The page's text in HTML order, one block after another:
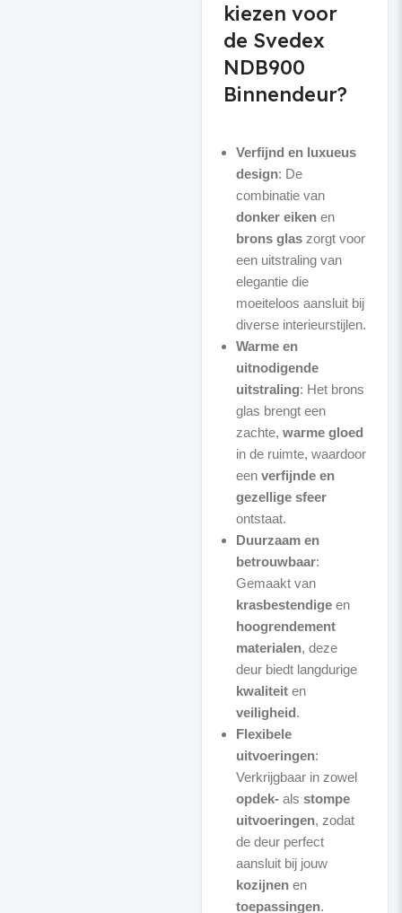
kiezen voor
de Svedex
NDB900
Binnendeur?
Verfijnd en luxueus
design: De
combinatie van
donker eikenen
brons glaszorgt voor
een uitstraling van
elegantie die
moeiteloos aansluit bij
diverse interieurstijlen.
Warme en
uitnodigende
uitstraling: Het brons
glas brengt een
zachte, warme gloed
in de ruimte, waardoor
een verfijnde en
gezellige sfeer
ontstaat.
Duurzaam en
betrouwbaar:
Gemaakt van
krasbestendigeen
hoogrendement
materialen, deze
deur biedt langdurige
kwaliteiten
veiligheid.
Flexibele
uitvoeringen:
Verkrijgbaar in zowel
opdek-als stompe
uitvoeringen, zodat
de deur perfect
aansluit bij jouw
kozijnenen
toepassingen.